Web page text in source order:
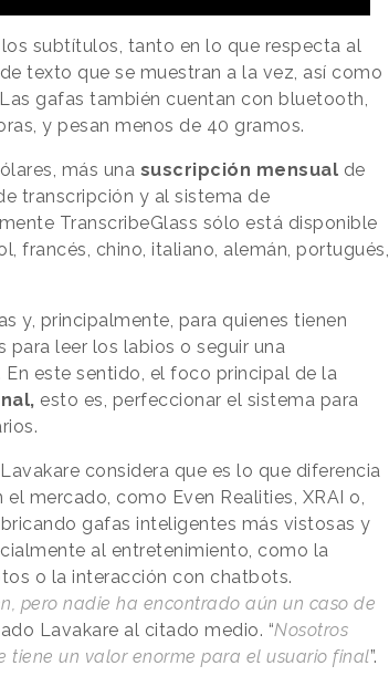
subtítulos, tanto en lo que respecta al
texto que se muestran a la vez, así como
gafas también cuentan con bluetooth,
y pesan menos de 40 gramos.
más una suscripción mensual de
transcripción y al sistema de
TranscribeGlass sólo está disponible
francés, chino, italiano, alemán, portugués,
y, principalmente, para quienes tienen
leer los labios o seguir una
este sentido, el foco principal de la
esto es, perfeccionar el sistema para
Lavakare considera que es lo que diferencia
mercado, como Even Realities, XRAI o,
gafas inteligentes más vistosas y
al entretenimiento, como la
o la interacción con chatbots.
pero nadie ha encontrado aún un caso de
Lavakare al citado medio. “Nosotros
tiene un valor enorme para el usuario final”.